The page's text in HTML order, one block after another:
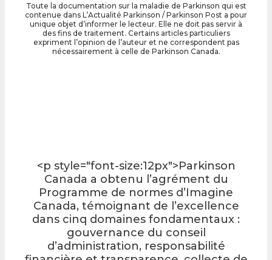
Toute la documentation sur la maladie de Parkinson qui est
contenue dans L’Actualité Parkinson / Parkinson Post a pour
unique objet d’informer le lecteur. Elle ne doit pas servir à
des fins de traitement. Certains articles particuliers
expriment l’opinion de l’auteur et ne correspondent pas
nécessairement à celle de Parkinson Canada.
<p style="font-size:12px">Parkinson
Canada a obtenu l’agrément du
Programme de normes d’Imagine
Canada, témoignant de l’excellence
dans cinq domaines fondamentaux :
gouvernance du conseil
d’administration, responsabilité